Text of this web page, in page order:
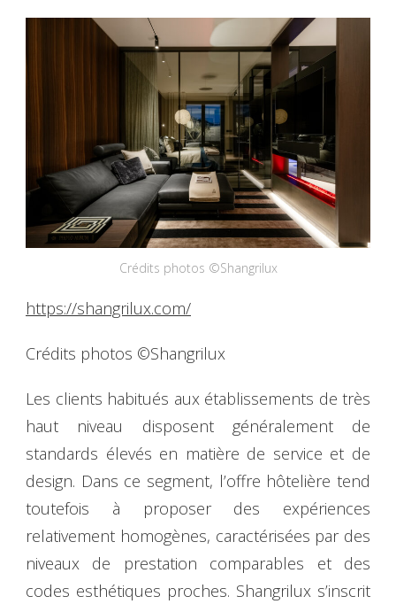
Crédits photos ©Shangrilux
https://shangrilux.com/
Crédits photos ©Shangrilux
Les clients habitués aux établissements de très
haut niveau disposent généralement de
standards élevés en matière de service et de
design. Dans ce segment, l’offre hôtelière tend
toutefois à proposer des expériences
relativement homogènes, caractérisées par des
niveaux de prestation comparables et des
codes esthétiques proches. Shangrilux s’inscrit